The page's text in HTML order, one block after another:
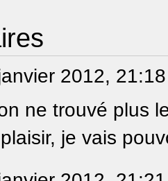
2012,
ne trouvé plus
je vais